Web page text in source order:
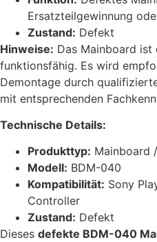
Ersatzteilgewinnung
Zustand: Defekt
Hinweise: Das Mainboard
funktionsfähig. Es wird
Demontage durch
mit entsprechenden
Technische Details:
Produkttyp: Mainboard
Modell: BDM-040
Kompatibilität: Sony
Controller
Zustand: Defekt
Dieses defekte BDM-040